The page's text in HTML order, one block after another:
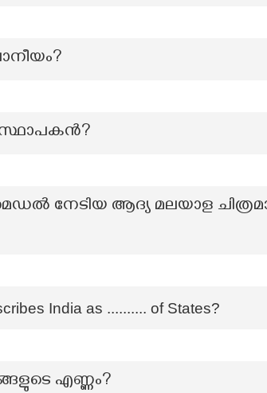
സ്ഥാപകന്‍?
നേടിയ ആദ്യ മലയാള
India as .......... of States?
എണ്ണം?